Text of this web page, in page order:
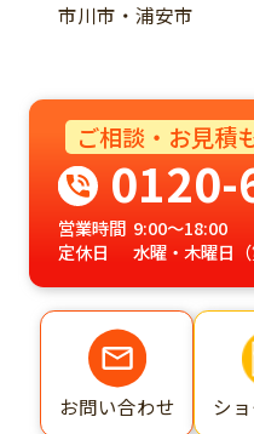
市川市・浦安市
ご相談・お見積
0120-
営業時間 9:00～18:00
定休日
水曜・木曜日（
お問い合わせ シ